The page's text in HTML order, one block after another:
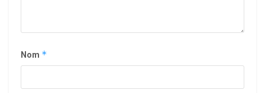
Nom *